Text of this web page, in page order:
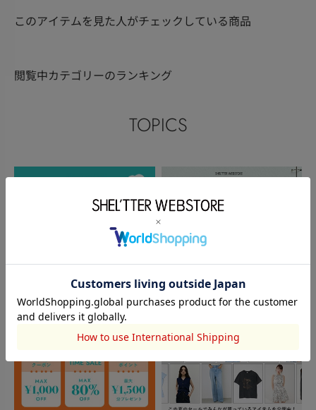
このアイテムを見た人がチェックしている商品
閲覧中カテゴリーのランキング
TOPICS